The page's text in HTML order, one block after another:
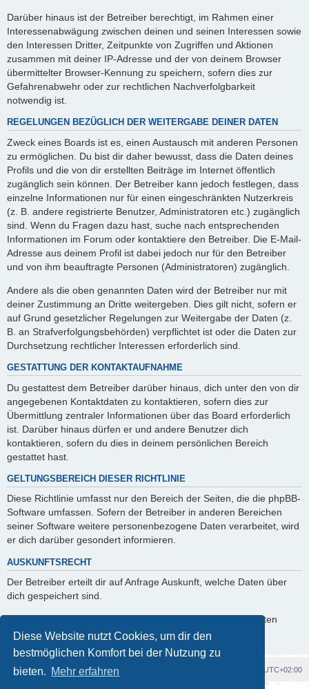
Diese Website nutzt Cookies, um dir den
bestmöglichen Komfort bei der Nutzung zu
bieten. Mehr erfahren
Darüber hinaus ist der Betreiber berechtigt, im Rahmen einer
Interessenabwägung zwischen deinen und seinen Interessen sowie
den Interessen Dritter, Zeitpunkte von Zugriffen und Aktionen
zusammen mit deiner IP-Adresse und der von deinem Browser
übermittelter Browser-Kennung zu speichern, sofern dies zur
Gefahrenabwehr oder zur rechtlichen Nachverfolgbarkeit
notwendig ist.
REGELUNGEN BEZÜGLICH DER WEITERGABE DEINER DATEN
Zweck eines Boards ist es, einen Austausch mit anderen Personen
zu ermöglichen. Du bist dir daher bewusst, dass die Daten deines
Profils und die von dir erstellten Beiträge im Internet öffentlich
zugänglich sein können. Der Betreiber kann jedoch festlegen, dass
einzelne Informationen nur für einen eingeschränkten Nutzerkreis
(z. B. andere registrierte Benutzer, Administratoren etc.) zugänglich
sind. Wenn du Fragen dazu hast, suche nach entsprechenden
Informationen im Forum oder kontaktiere den Betreiber. Die E-Mail-
Adresse aus deinem Profil ist dabei jedoch nur für den Betreiber
und von ihm beauftragte Personen (Administratoren) zugänglich.
Andere als die oben genannten Daten wird der Betreiber nur mit
deiner Zustimmung an Dritte weitergeben. Dies gilt nicht, sofern er
auf Grund gesetzlicher Regelungen zur Weitergabe der Daten (z.
B. an Strafverfolgungsbehörden) verpflichtet ist oder die Daten zur
Durchsetzung rechtlicher Interessen erforderlich sind.
GESTATTUNG DER KONTAKTAUFNAHME
Du gestattest dem Betreiber darüber hinaus, dich unter den von dir
angegebenen Kontaktdaten zu kontaktieren, sofern dies zur
Übermittlung zentraler Informationen über das Board erforderlich
ist. Darüber hinaus dürfen er und andere Benutzer dich
kontaktieren, sofern du dies in deinem persönlichen Bereich
gestattet hast.
GELTUNGSBEREICH DIESER RICHTLINIE
Diese Richtlinie umfasst nur den Bereich der Seiten, die die phpBB-
Software umfassen. Sofern der Betreiber in anderen Bereichen
seiner Software weitere personenbezogene Daten verarbeitet, wird
er dich darüber gesondert informieren.
AUSKUNFTSRECHT
Der Betreiber erteilt dir auf Anfrage Auskunft, welche Daten über
dich gespeichert sind.
Du kannst jederzeit die Löschung bzw. Sperrung deiner Daten
verlangen. Kontaktiere hierzu bitte den Betreiber.
Foren-Übersicht UTC+02:00